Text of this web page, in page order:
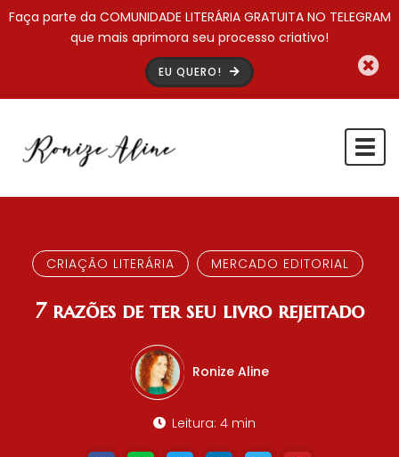
Faça parte da COMUNIDADE LITERÁRIA GRATUITA NO TELEGRAM
que mais aprimora seu processo criativo!
EU QUERO!
CRIAÇÃO LITERÁRIA MERCADO EDITORIAL
7 razões de ter seu livro rejeitado
Ronize Aline
Leitura: 4 min